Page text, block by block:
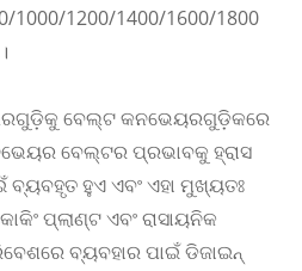
1000/1200/1400/1600/1800
ବେଲ୍ଟ କନଭେୟରଗୁଡ଼ିକରେ
ବେଲ୍ଟର ପ୍ରଭାବକୁ ହ୍ରାସ
ବ୍ୟବହୃତ ହୁଏ ଏବଂ ଏହା ମୁଖ୍ୟତଃ
ପ୍ଲାଣ୍ଟ ଏବଂ ରାସାୟନିକ
ବ୍ୟବହାର ପାଇଁ ଡିଜାଇନ୍